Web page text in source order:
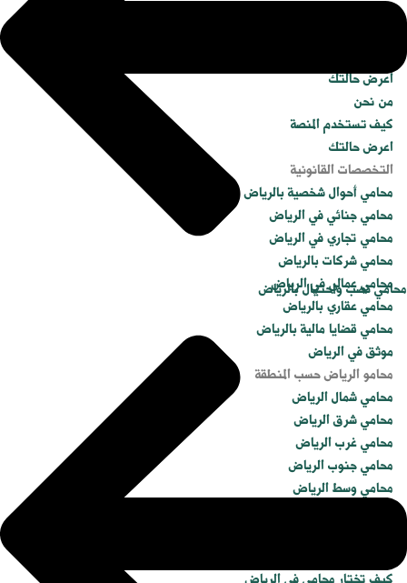
محامي نصب واحتيال بالرياض
اعرض حالتك
من نحن
كيف تستخدم المنصة
اعرض حالتك
التخصصات القانونية
محامي أحوال شخصية بالرياض
محامي جنائي في الرياض
محامي تجاري في الرياض
محامي شركات بالرياض
محامي عمالي في الرياض
محامي عقاري بالرياض
محامي قضايا مالية بالرياض
موثق في الرياض
محامو الرياض حسب المنطقة
محامي شمال الرياض
محامي شرق الرياض
محامي غرب الرياض
محامي جنوب الرياض
محامي وسط الرياض